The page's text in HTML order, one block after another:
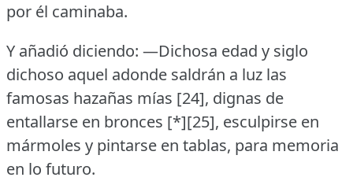
por él caminaba.
Y añadió diciendo: —Dichosa edad y siglo
dichoso aquel adonde saldrán a luz las
famosas hazañas mías [24], dignas de
entallarse en bronces [*][25], esculpirse en
mármoles y pintarse en tablas, para memoria
en lo futuro.